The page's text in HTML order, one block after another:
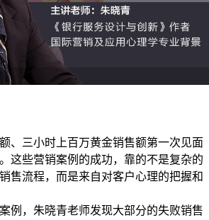
、三小时上百万黄金销售额第一次见面
这些营销案例的成功，靠的不是复杂的
售流程，而是来自对客户心理的把握和
例，朱晓青老师发现大部分的失败销售